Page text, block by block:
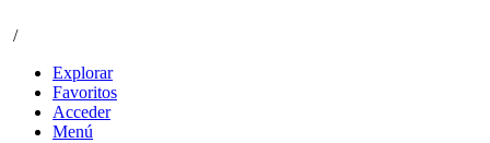
/
Explorar
Favoritos
Acceder
Menú